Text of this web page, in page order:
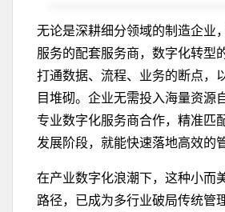
无论是深耕细分领域的制造企业
服务的配套服务商，数字化转型
打通数据、流程、业务的断点，
目堆砌。企业无需投入海量资源
专业数字化服务商合作，精准匹
发展阶段，就能快速落地高效的
在产业数字化浪潮下，这种小而
路径，已成为多行业破局传统管